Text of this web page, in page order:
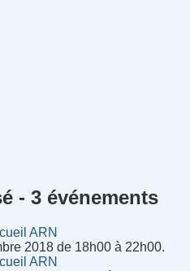
- 3 événements
ARN
2018 de 18h00 à 22h00.
ARN